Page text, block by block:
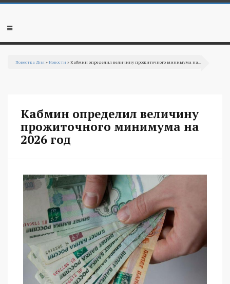
Перейти к основному содержанию
Мобильное
Повестка Дня »Новости » Кабмин определил величину прожиточного минимума на...
Кабмин определил величину
прожиточного минимума на
2026 год